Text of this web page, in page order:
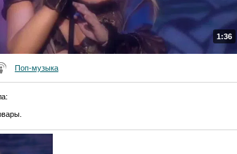
1:36
Поп-музыка
: